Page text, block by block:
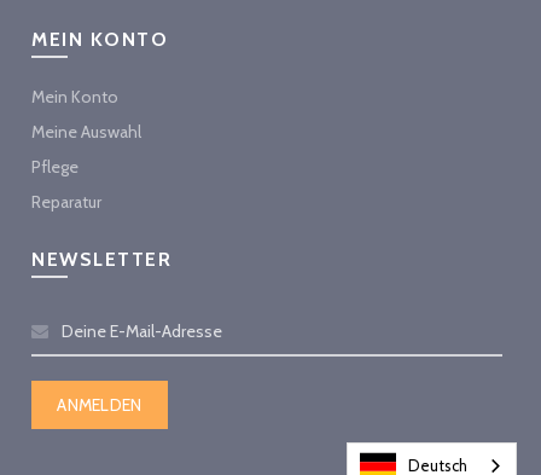
MEIN KONTO
Mein Konto
Meine Auswahl
Pflege
Reparatur
NEWSLETTER
Deutsch